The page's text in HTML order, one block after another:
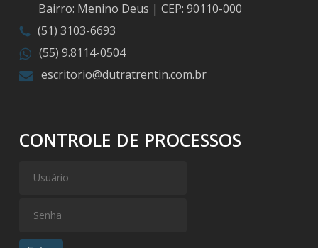
Bairro: Menino Deus | CEP: 90110-000
(51) 3103-6693
(55) 9.8114-0504
escritorio@dutratrentin.com.br
CONTROLE DE PROCESSOS